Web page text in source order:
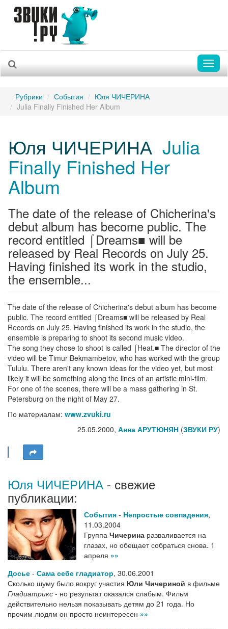
Рубрики События
Юля ЧИЧЕРИНА
Julia Finally Finished Her Album
Юля ЧИЧЕРИНА Julia
Finally Finished Her
Album
The date of the release of Chicherina's
debut album has become public. The
record entitled ⌠Dreams■ will be
released by Real Records on July 25.
Having finished its work in the studio,
the ensemble...
The date of the release of Chicherina's debut album has become
public. The record entitled ⌠Dreams■ will be released by Real
Records on July 25. Having finished its work in the studio, the
ensemble is preparing to shoot its second music video.
The song they chose to shoot is called ⌠Heat.■ The director of the
video will be Timur Bekmambetov, who has worked with the group
Tululu. There aren't any known ideas for the video yet, but most
likely it will be something along the lines of an artistic mini-film.
For one of the scenes, there will be a mass gathering in St.
Petersburg on the night of May 27.
По материалам: www.zvuki.ru
25.05.2000, Анна АРУТЮНЯН (ЗВУКИ РУ)
Юля ЧИЧЕРИНА - свежие
публикации:
События - Непростые совпадения,
11.03.2004
Группа Чичерина разваливается на
глазах, но обещает собраться снова. 1
апреля »»
Досье - Сама себе гладиатор, 30.06.2001
Сколько шуму было вокруг участия Юли Чичериной в фильме
Гладиатрикс - но результат оказался слабым. Фильм
действительно нельзя показывать детям до 21 года. Но
прочим людям он просто неинтересен »»